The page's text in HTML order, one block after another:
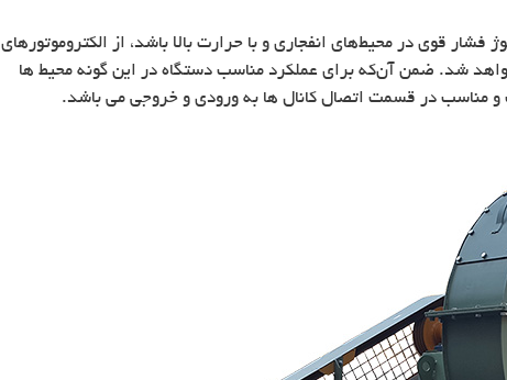
فشار قوی در محیط‌های انفجاری و با حرارت بالا باشد، از الکتروموتورهای
شد. ضمن آن‌که برای عملکرد مناسب دستگاه در این گونه محیط ها
و مناسب در قسمت اتصال کانال ها به ورودی و خروجی می باشد.